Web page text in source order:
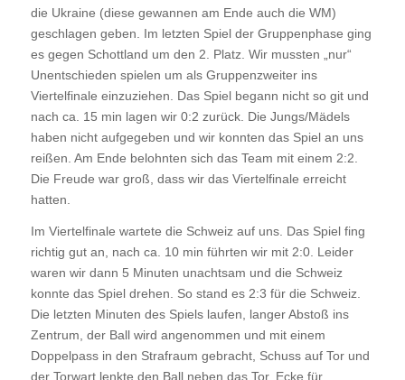
die Ukraine (diese gewannen am Ende auch die WM)
geschlagen geben. Im letzten Spiel der Gruppenphase ging
es gegen Schottland um den 2. Platz. Wir mussten „nur“
Unentschieden spielen um als Gruppenzweiter ins
Viertelfinale einzuziehen. Das Spiel begann nicht so git und
nach ca. 15 min lagen wir 0:2 zurück. Die Jungs/Mädels
haben nicht aufgegeben und wir konnten das Spiel an uns
reißen. Am Ende belohnten sich das Team mit einem 2:2.
Die Freude war groß, dass wir das Viertelfinale erreicht
hatten.
Im Viertelfinale wartete die Schweiz auf uns. Das Spiel fing
richtig gut an, nach ca. 10 min führten wir mit 2:0. Leider
waren wir dann 5 Minuten unachtsam und die Schweiz
konnte das Spiel drehen. So stand es 2:3 für die Schweiz.
Die letzten Minuten des Spiels laufen, langer Abstoß ins
Zentrum, der Ball wird angenommen und mit einem
Doppelpass in den Strafraum gebracht, Schuss auf Tor und
der Torwart lenkte den Ball neben das Tor. Ecke für